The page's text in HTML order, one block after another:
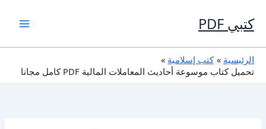
إلى
المحتوى
كتبي PDF
الرئيسية
كتب إسلامية
تحميل كتاب موسوعة أحاديث المعاملات المالية PDF كامل مجانا